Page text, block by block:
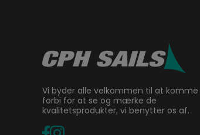
Vi byder alle velkommen til at komme
forbi for at se og mærke de
kvalitetsprodukter, vi benytter os af.